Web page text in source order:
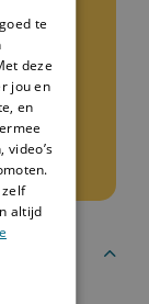
te
deze
jou en
en
altijd